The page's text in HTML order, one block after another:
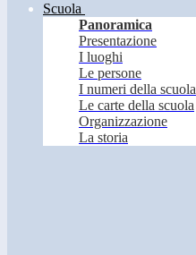
Scuola
Panoramica
Presentazione
I luoghi
Le persone
I numeri della scuola
Le carte della scuola
Organizzazione
La storia